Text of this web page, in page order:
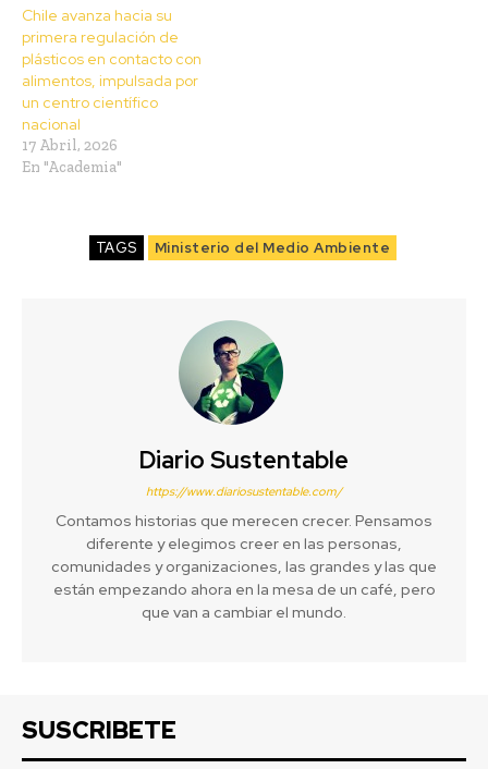
Chile avanza hacia su
primera regulación de
plásticos en contacto con
alimentos, impulsada por
un centro científico
nacional
17 Abril, 2026
En "Academia"
TAGS Ministerio del Medio Ambiente
Diario Sustentable
https://www.diariosustentable.com/
Contamos historias que merecen crecer. Pensamos
diferente y elegimos creer en las personas,
comunidades y organizaciones, las grandes y las que
están empezando ahora en la mesa de un café, pero
que van a cambiar el mundo.
SUSCRIBETE